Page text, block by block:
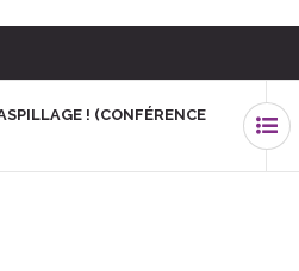
! (CONFÉRENCE